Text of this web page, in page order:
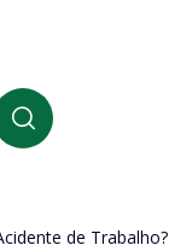
de Trabalho?